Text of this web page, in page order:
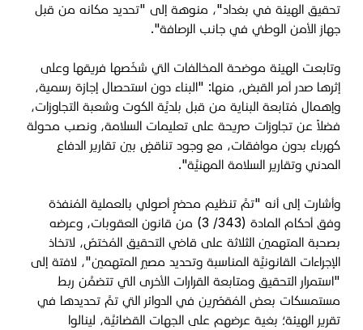
تحقيق الهيئة في بغداد"، منوهة إلى "تحديد مكانه من قبل
جهاز الأمن الوطني في جانب الرصافة".
وتابعت الهيئة موضحة المخالفات التي شخّصها فريقها وعلى
إثرها صدر أمر القبض، منها: "البناء دون استحصال إجازة رسمية،
وإهمال مُتابعة البناية من قبل بلديَّة الكوت وشعبة التجاوزات،
فضلاً عن تجاوزات صريحة على تعليمات السلامة، ونصب محولة
كهرباء بدون موافقات، مع وجود تناقضٍ بين تقارير الدفاع
المدني وتقارير السلامة المهنيَّة".
وأشارت إلى أنه "تمَّ تنظيم محضرٍ أصولي بالعملية المُنفذة
وفق أحكام المادة (343/ 3) من قانون العقوبات، وعرضه
بصحبة المتهمين الثلاثة على قاضي التحقيق المُختصّ، لاتخاذ
الإجراءات القانونيَّة المناسبة وتحديد مصير المتهمين"، لافتة إلى
"استمرار التحقيق ومتابعة القرارات الأخرى التي تتضمَّن ربط
مستمسكات بعض المُقصّرين في الدوائر التي تمَّ تحديدها في
تقرير الهيئة؛ بغية عرضهم على الجهات القضائيَّة، لينالوا